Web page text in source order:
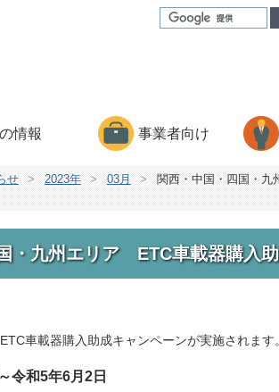
情報 事業者向け
せ > 2023年 > 03月 >
関西・中国・四国・
・九州エリア ETC車載器購入
車載器購入助成キャンペーンが実施されます。
令和5年6月2日